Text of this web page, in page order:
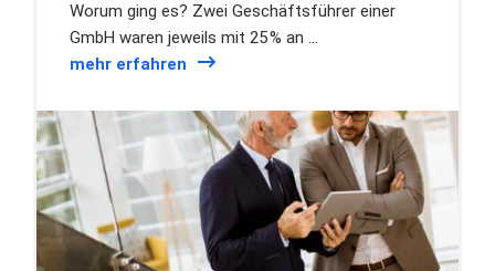
Worum ging es? Zwei Geschäftsführer einer
GmbH waren jeweils mit 25 % an …
mehr erfahren